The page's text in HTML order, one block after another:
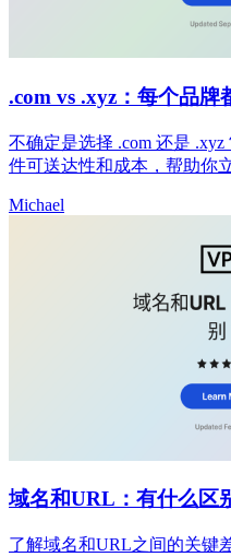
.com vs .xyz：每个品牌
不确定是选择 .com 还是
件可送达性和成本，帮助你
Michael
域名和URL：有什么区
了解域名和URL之间的关键